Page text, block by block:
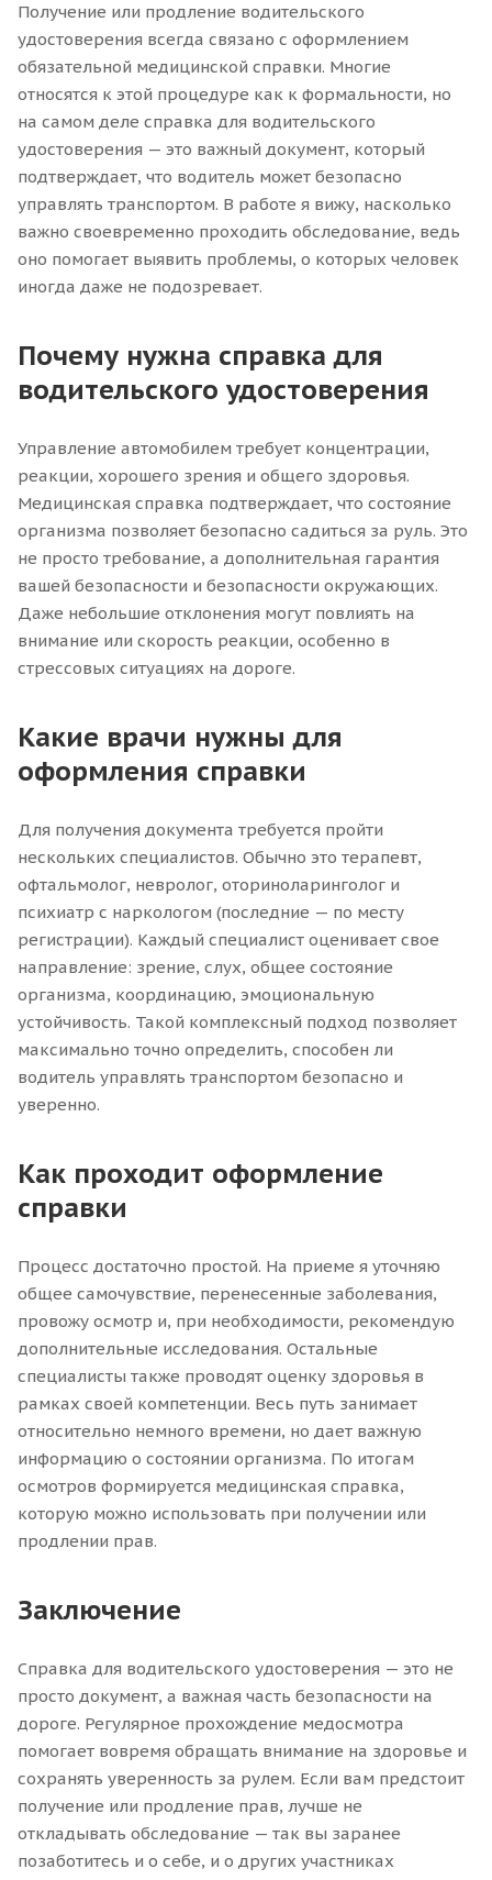
Получение или продление водительского
удостоверения всегда связано с оформлением
обязательной медицинской справки. Многие
относятся к этой процедуре как к формальности, но
на самом деле справка для водительского
удостоверения — это важный документ, который
подтверждает, что водитель может безопасно
управлять транспортом. В работе я вижу, насколько
важно своевременно проходить обследование, ведь
оно помогает выявить проблемы, о которых человек
иногда даже не подозревает.
Почему нужна справка для
водительского удостоверения
Управление автомобилем требует концентрации,
реакции, хорошего зрения и общего здоровья.
Медицинская справка подтверждает, что состояние
организма позволяет безопасно садиться за руль. Это
не просто требование, а дополнительная гарантия
вашей безопасности и безопасности окружающих.
Даже небольшие отклонения могут повлиять на
внимание или скорость реакции, особенно в
стрессовых ситуациях на дороге.
Какие врачи нужны для
оформления справки
Для получения документа требуется пройти
нескольких специалистов. Обычно это терапевт,
офтальмолог, невролог, оториноларинголог и
психиатр с наркологом (последние — по месту
регистрации). Каждый специалист оценивает свое
направление: зрение, слух, общее состояние
организма, координацию, эмоциональную
устойчивость. Такой комплексный подход позволяет
максимально точно определить, способен ли
водитель управлять транспортом безопасно и
уверенно.
Как проходит оформление
справки
Процесс достаточно простой. На приеме я уточняю
общее самочувствие, перенесенные заболевания,
провожу осмотр и, при необходимости, рекомендую
дополнительные исследования. Остальные
специалисты также проводят оценку здоровья в
рамках своей компетенции. Весь путь занимает
относительно немного времени, но дает важную
информацию о состоянии организма. По итогам
осмотров формируется медицинская справка,
которую можно использовать при получении или
продлении прав.
Заключение
Справка для водительского удостоверения — это не
просто документ, а важная часть безопасности на
дороге. Регулярное прохождение медосмотра
помогает вовремя обращать внимание на здоровье и
сохранять уверенность за рулем. Если вам предстоит
получение или продление прав, лучше не
откладывать обследование — так вы заранее
позаботитесь и о себе, и о других участниках